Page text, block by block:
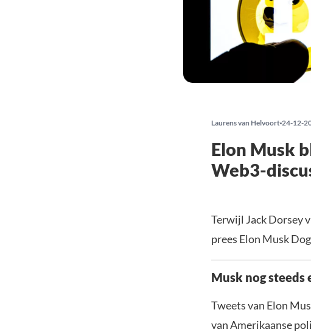
Laurens van Helvoort 24-12-
Elon Musk
Web3-
Terwijl Jack Dorsey
prees Elon Musk
Musk nog steeds
Tweets van Elon
van Amerikaanse